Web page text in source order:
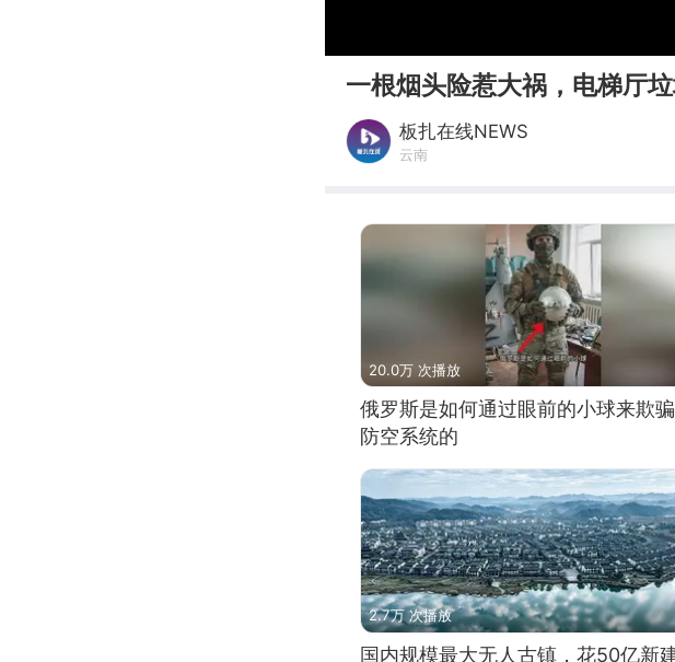
一根烟头险惹大祸，电梯厅
板扎在线NEWS
云南
20.0万 次播放
俄罗斯是如何通过眼前的小球来欺
防空系统的
2.7万 次播放
国内规模最大无人古镇，花50亿新